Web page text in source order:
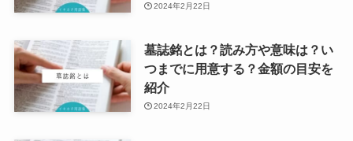
2024年2月22日
墓誌銘とは？読み方や意味は？い
つまでに用意する？金額の目安を
紹介
2024年2月22日